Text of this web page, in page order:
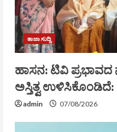
ತಾಜಾ ಸುದ್ದಿ
ಹಾಸನ: ಟಿವಿ
ಅಸ್ತಿತ್ವ
admin 07/08/2026